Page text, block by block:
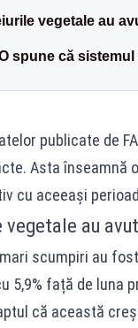
vegetale au
spune că
publicate de
Asta înseamnă
cu aceeași
vegetale au
scumpiri au
5,9% față de luna
că această